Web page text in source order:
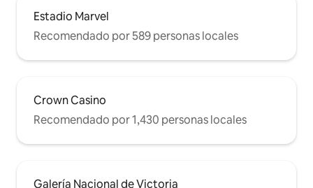
Estadio Marvel
Recomendado por 589 personas locales
Crown Casino
Recomendado por 1,430 personas locales
Galería Nacional de Victoria